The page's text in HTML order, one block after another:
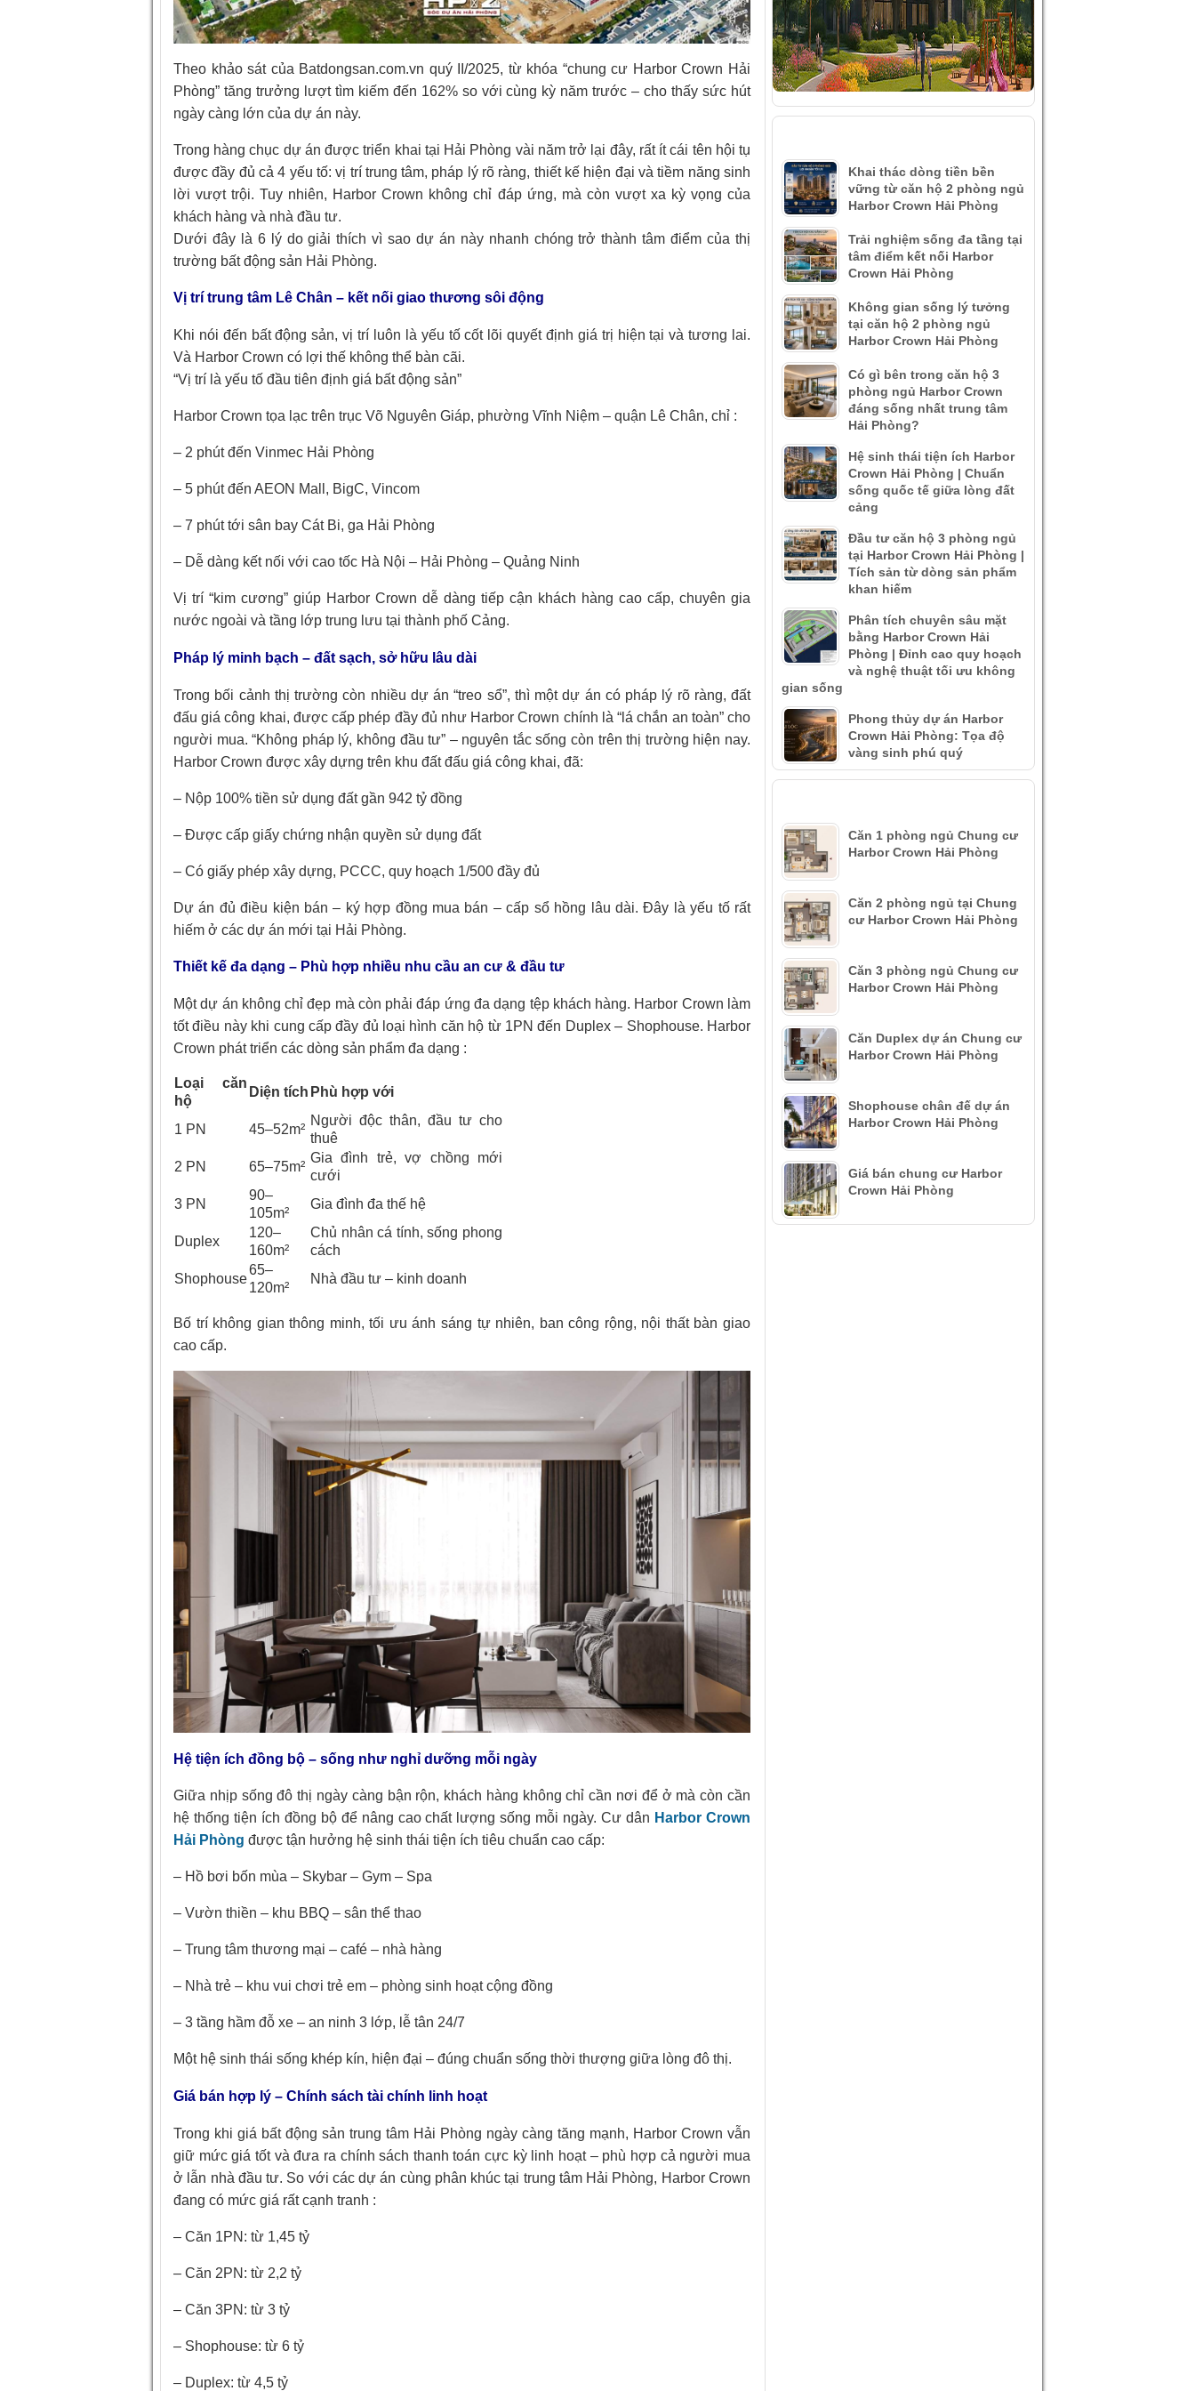
Theo khảo sát của Batdongsan.com.vn quý II/2025, từ khóa “chung cư Harbor Crown Hải
Phòng” tăng trưởng lượt tìm kiếm đến 162% so với cùng kỳ năm trước – cho thấy sức hút
ngày càng lớn của dự án này.
Trong hàng chục dự án được triển khai tại Hải Phòng vài năm trở lại đây, rất ít cái tên hội tụ
được đầy đủ cả 4 yếu tố: vị trí trung tâm, pháp lý rõ ràng, thiết kế hiện đại và tiềm năng sinh
lời vượt trội. Tuy nhiên, Harbor Crown không chỉ đáp ứng, mà còn vượt xa kỳ vọng của
khách hàng và nhà đầu tư.
Dưới đây là 6 lý do giải thích vì sao dự án này nhanh chóng trở thành tâm điểm của thị
trường bất động sản Hải Phòng.
Vị trí trung tâm Lê Chân – kết nối giao thương sôi động
Khi nói đến bất động sản, vị trí luôn là yếu tố cốt lõi quyết định giá trị hiện tại và tương lai.
Và Harbor Crown có lợi thế không thể bàn cãi.
“Vị trí là yếu tố đầu tiên định giá bất động sản”
Harbor Crown tọa lạc trên trục Võ Nguyên Giáp, phường Vĩnh Niệm – quận Lê Chân, chỉ :
– 2 phút đến Vinmec Hải Phòng
– 5 phút đến AEON Mall, BigC, Vincom
– 7 phút tới sân bay Cát Bi, ga Hải Phòng
– Dễ dàng kết nối với cao tốc Hà Nội – Hải Phòng – Quảng Ninh
Vị trí “kim cương” giúp Harbor Crown dễ dàng tiếp cận khách hàng cao cấp, chuyên gia
nước ngoài và tầng lớp trung lưu tại thành phố Cảng.
Pháp lý minh bạch – đất sạch, sở hữu lâu dài
Trong bối cảnh thị trường còn nhiều dự án “treo sổ”, thì một dự án có pháp lý rõ ràng, đất
đấu giá công khai, được cấp phép đầy đủ như Harbor Crown chính là “lá chắn an toàn” cho
người mua. “Không pháp lý, không đầu tư” – nguyên tắc sống còn trên thị trường hiện nay.
Harbor Crown được xây dựng trên khu đất đấu giá công khai, đã:
– Nộp 100% tiền sử dụng đất gần 942 tỷ đồng
– Được cấp giấy chứng nhận quyền sử dụng đất
– Có giấy phép xây dựng, PCCC, quy hoạch 1/500 đầy đủ
Dự án đủ điều kiện bán – ký hợp đồng mua bán – cấp sổ hồng lâu dài. Đây là yếu tố rất
hiếm ở các dự án mới tại Hải Phòng.
Thiết kế đa dạng – Phù hợp nhiều nhu cầu an cư & đầu tư
Một dự án không chỉ đẹp mà còn phải đáp ứng đa dạng tệp khách hàng. Harbor Crown làm
tốt điều này khi cung cấp đầy đủ loại hình căn hộ từ 1PN đến Duplex – Shophouse. Harbor
Crown phát triển các dòng sản phẩm đa dạng :
Loại căn
hộ
Diện tích Phù hợp với
1 PN 45–52m²
Người độc thân, đầu tư cho
thuê
2 PN
65–75m²
Gia đình trẻ, vợ chồng mới
cưới
3 PN
90–
105m²
Gia đình đa thế hệ
Duplex
120–
160m²
Chủ nhân cá tính, sống phong
cách
Shophouse
65–
120m²
Nhà đầu tư – kinh doanh
Bố trí không gian thông minh, tối ưu ánh sáng tự nhiên, ban công rộng, nội thất bàn giao
cao cấp.
Hệ tiện ích đồng bộ – sống như nghỉ dưỡng mỗi ngày
Giữa nhịp sống đô thị ngày càng bận rộn, khách hàng không chỉ cần nơi để ở mà còn cần
hệ thống tiện ích đồng bộ để nâng cao chất lượng sống mỗi ngày. Cư dân Harbor Crown
Hải Phòng được tận hưởng hệ sinh thái tiện ích tiêu chuẩn cao cấp:
– Hồ bơi bốn mùa – Skybar – Gym – Spa
– Vườn thiền – khu BBQ – sân thể thao
– Trung tâm thương mại – café – nhà hàng
– Nhà trẻ – khu vui chơi trẻ em – phòng sinh hoạt cộng đồng
– 3 tầng hầm đỗ xe – an ninh 3 lớp, lễ tân 24/7
Một hệ sinh thái sống khép kín, hiện đại – đúng chuẩn sống thời thượng giữa lòng đô thị.
Giá bán hợp lý – Chính sách tài chính linh hoạt
Trong khi giá bất động sản trung tâm Hải Phòng ngày càng tăng mạnh, Harbor Crown vẫn
giữ mức giá tốt và đưa ra chính sách thanh toán cực kỳ linh hoạt – phù hợp cả người mua
ở lẫn nhà đầu tư. So với các dự án cùng phân khúc tại trung tâm Hải Phòng, Harbor Crown
đang có mức giá rất cạnh tranh :
– Căn 1PN: từ 1,45 tỷ
– Căn 2PN: từ 2,2 tỷ
– Căn 3PN: từ 3 tỷ
– Shophouse: từ 6 tỷ
– Duplex: từ 4,5 tỷ
Khai thác dòng tiền bền
vững từ căn hộ 2 phòng ngủ
Harbor Crown Hải Phòng
Trải nghiệm sống đa tầng tại
tâm điểm kết nối Harbor
Crown Hải Phòng
Không gian sống lý tưởng
tại căn hộ 2 phòng ngủ
Harbor Crown Hải Phòng
Có gì bên trong căn hộ 3
phòng ngủ Harbor Crown
đáng sống nhất trung tâm
Hải Phòng?
Hệ sinh thái tiện ích Harbor
Crown Hải Phòng | Chuẩn
sống quốc tế giữa lòng đất
cảng
Đầu tư căn hộ 3 phòng ngủ
tại Harbor Crown Hải Phòng |
Tích sản từ dòng sản phẩm
khan hiếm
Phân tích chuyên sâu mặt
bằng Harbor Crown Hải
Phòng | Đỉnh cao quy hoạch
và nghệ thuật tối ưu không
gian sống
Phong thủy dự án Harbor
Crown Hải Phòng: Tọa độ
vàng sinh phú quý
Căn 1 phòng ngủ Chung cư
Harbor Crown Hải Phòng
Căn 2 phòng ngủ tại Chung
cư Harbor Crown Hải Phòng
Căn 3 phòng ngủ Chung cư
Harbor Crown Hải Phòng
Căn Duplex dự án Chung cư
Harbor Crown Hải Phòng
Shophouse chân đế dự án
Harbor Crown Hải Phòng
Giá bán chung cư Harbor
Crown Hải Phòng